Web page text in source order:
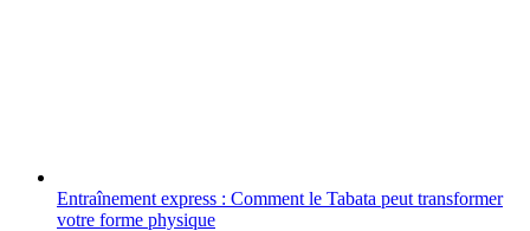
Entraînement express : Comment le Tabata peut transformer
votre forme physique